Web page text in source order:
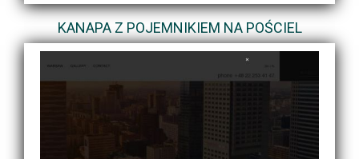
KANAPA Z POJEMNIKIEM NA POŚCIEL